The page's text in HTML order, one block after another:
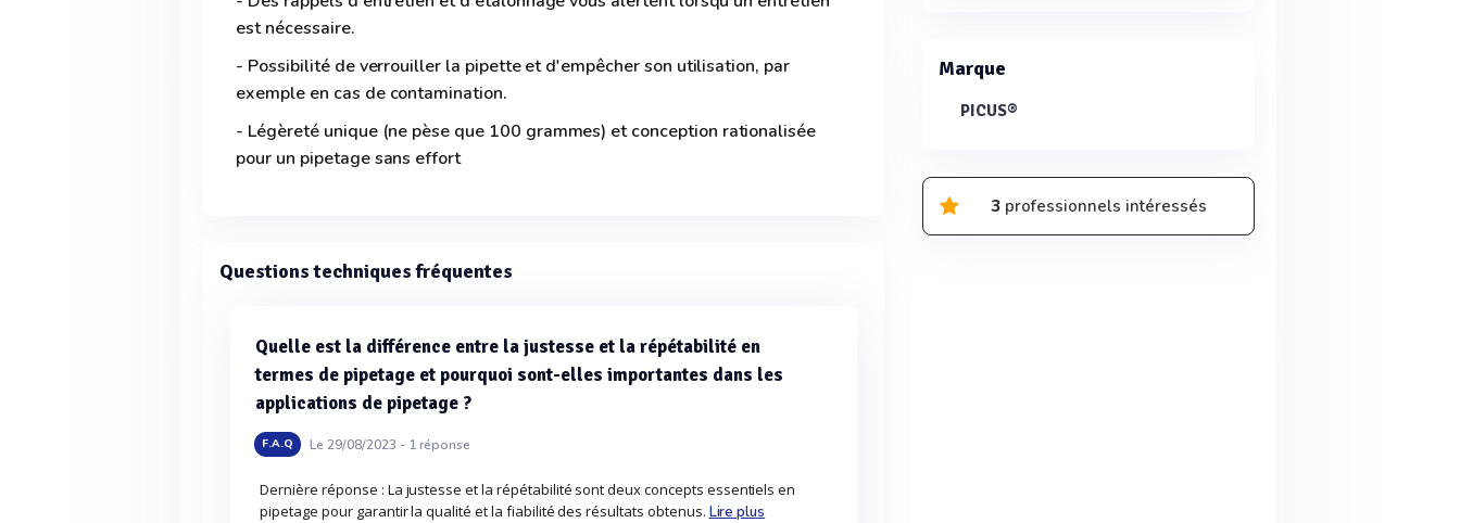
est nécessaire.
- Possibilité de verrouiller la pipette et d'empêcher son utilisation, par
exemple en cas de contamination.
- Légèreté unique (ne pèse que 100 grammes) et conception rationalisée
pour un pipetage sans effort
Questions techniques fréquentes
Quelle est la différence entre la justesse et la répétabilité en
termes de pipetage et pourquoi sont-elles importantes dans les
applications de pipetage ?
F.A.Q Le 29/08/2023 - 1réponse
Dernière réponse : La justesse et la répétabilité sont deux concepts essentiels en
pipetage pour garantir la qualité et la fiabilité des résultats obtenus. Lire plus
Marque
PICUS®
3professionnels intéressés